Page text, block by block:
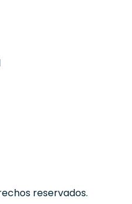
reservados.